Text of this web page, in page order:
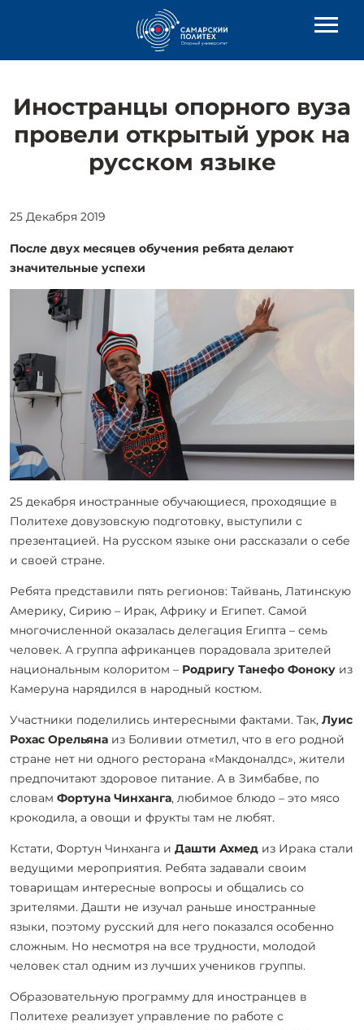
Иностранцы опорного вуза
провели открытый урок на
русском языке
25 Декабря 2019
После двух месяцев обучения ребята делают
значительные успехи
25 декабря иностранные обучающиеся, проходящие в
Политехе довузовскую подготовку, выступили с
презентацией. На русском языке они рассказали о себе
и своей стране.
Ребята представили пять регионов: Тайвань, Латинскую
Америку, Сирию – Ирак, Африку и Египет. Самой
многочисленной оказалась делегация Египта – семь
человек. А группа африканцев порадовала зрителей
национальным колоритом – Родригу Танефо Фоноку из
Камеруна нарядился в народный костюм.
Участники поделились интересными фактами. Так, Луис
Рохас Орельяна из Боливии отметил, что в его родной
стране нет ни одного ресторана «Макдоналдс», жители
предпочитают здоровое питание. А в Зимбабве, по
словам Фортуна Чинханга, любимое блюдо – это мясо
крокодила, а овощи и фрукты там не любят.
Кстати, Фортун Чинханга и Дашти Ахмед из Ирака стали
ведущими мероприятия. Ребята задавали своим
товарищам интересные вопросы и общались со
зрителями. Дашти не изучал раньше иностранные
языки, поэтому русский для него показался особенно
сложным. Но несмотря на все трудности, молодой
человек стал одним из лучших учеников группы.
Образовательную программу для иностранцев в
Политехе реализует управление по работе с